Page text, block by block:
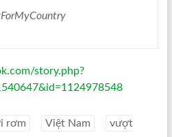
story.php?
rơm Việt Nam
vượt